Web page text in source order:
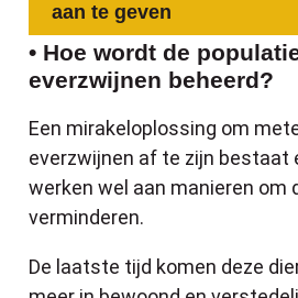
aan te geven
• Hoe wordt de
everzwijnen beheerd?
Een mirakeloplossing om
everzwijnen af te zijn bestaat
werken wel aan manieren om
verminderen.
De laatste tijd komen deze